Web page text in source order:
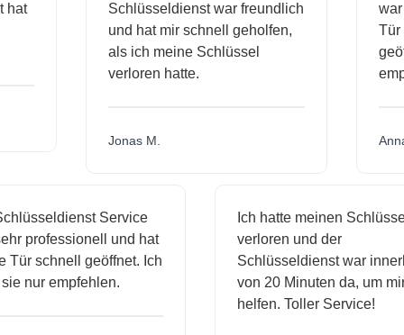
hat
Schlüsseldienst war freundlich
und hat mir schnell geholfen,
als ich meine Schlüssel
verloren hatte.
Jonas M.
Service
professionell und hat
schnell geöffnet. Ich
nur empfehlen.
Ich hatte meinen Schlüssel
verloren und der
Schlüsseldienst war
von 20 Minuten da, um mir
helfen. Toller Service!